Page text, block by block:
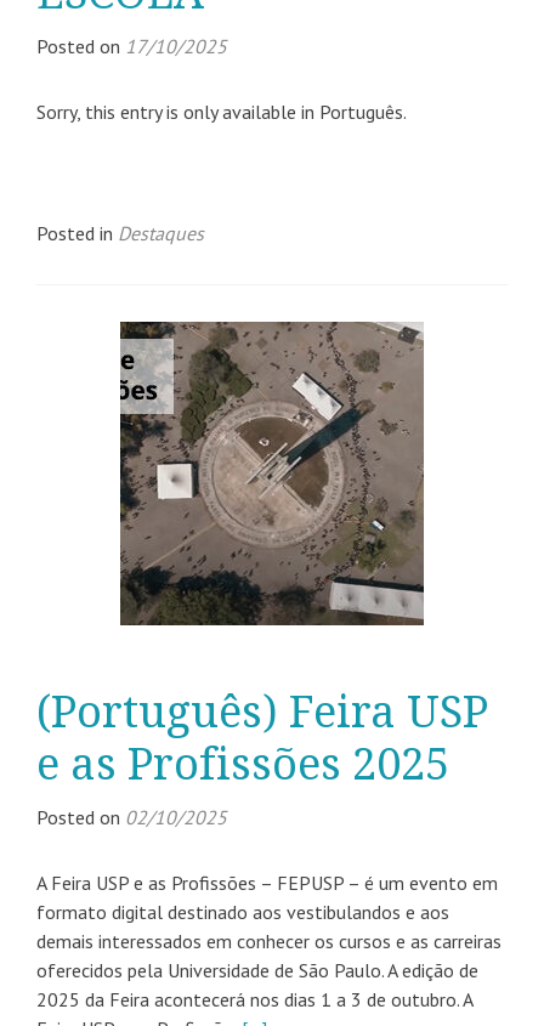
Posted on 17/10/2025
Sorry, this entry is only available in Português.
Posted in Destaques
(Português) Feira USP
e as Profissões 2025
Posted on 02/10/2025
A Feira USP e as Profissões – FEPUSP – é um evento em
formato digital destinado aos vestibulandos e aos
demais interessados em conhecer os cursos e as carreiras
oferecidos pela Universidade de São Paulo. A edição de
2025 da Feira acontecerá nos dias 1 a 3 de outubro. A